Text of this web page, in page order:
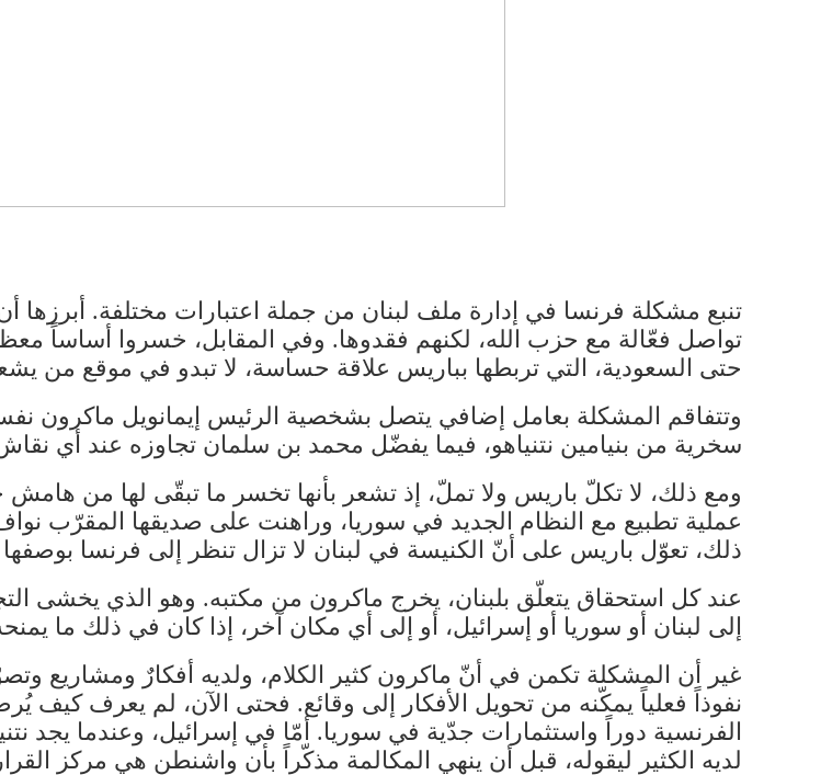
تنبع مشكلة فرنسا في إدارة ملف لبنان من جملة اعتبارات مختلفة. أبرزها
تواصل فعّالة مع حزب الله، لكنهم فقدوها. وفي المقابل، خسروا أساساً
حتى السعودية، التي تربطها بباريس علاقة حساسة، لا تبدو في موقع من
وتتفاقم المشكلة بعامل إضافي يتصل بشخصية الرئيس إيمانويل ماكرون
سخرية من بنيامين نتنياهو، فيما يفضّل محمد بن سلمان تجاوزه عند أي
ومع ذلك، لا تكلّ باريس ولا تملّ، إذ تشعر بأنها تخسر ما تبقّى لها من
عملية تطبيع مع النظام الجديد في سوريا، وراهنت على صديقها المقرّب
ذلك، تعوّل باريس على أنّ الكنيسة في لبنان لا تزال تنظر إلى فرنسا
عند كل استحقاق يتعلّق بلبنان، يخرج ماكرون من مكتبه. وهو الذي يخشى
إلى لبنان أو سوريا أو إسرائيل، أو إلى أي مكان آخر، إذا كان في ذلك ما
غير أن المشكلة تكمن في أنّ ماكرون كثير الكلام، ولديه أفكارٌ ومشاريع
نفوذاً فعلياً يمكّنه من تحويل الأفكار إلى وقائع. فحتى الآن، لم يعرف
الفرنسية دوراً واستثمارات جدّية في سوريا. أمّا في إسرائيل، وعندما يجد
لديه الكثير ليقوله، قبل أن ينهي المكالمة مذكّراً بأن واشنطن هي مركز